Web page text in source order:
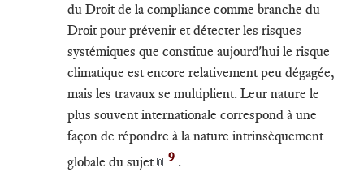
du Droit de la compliance comme branche du
Droit pour prévenir et détecter les risques
systémiques que constitue aujourd'hui le risque
climatique est encore relativement peu dégagée,
mais les travaux se multiplient. Leur nature le
plus souvent internationale correspond à une
façon de répondre à la nature intrinsèquement
globale du sujet 📎 9 .